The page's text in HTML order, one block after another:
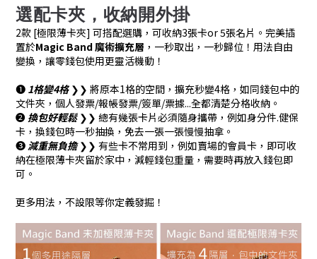
選配卡夾，收納開外掛
2款 [極限薄卡夾] 可搭配選購，可收納3張卡or 5張名片。完美插
置於Magic Band 魔術擴充層 ，一秒取出，一秒歸位！用法自由
變換，讓零錢包使用更靈活機動！
❶ 1格變4格 ❯❯ 將原本1格的空間，擴充秒變4格，如同錢包中的
文件夾，個人發票/報帳發票/簽單/票據...全都清楚分格收納。
❷ 換包好輕鬆 ❯❯ 總有幾張卡片必須隨身攜帶，例如身分件.健保
卡，換錢包時一秒抽換，免去一張一張慢慢抽拿。
❸ 減重無負擔❯❯ 有些卡不常用到，例如賣場的會員卡，即可收
納在極限薄卡夾留於家中，減輕錢包重量，需要時再放入錢包即
可。
更多用法，不設限等你定義發掘！